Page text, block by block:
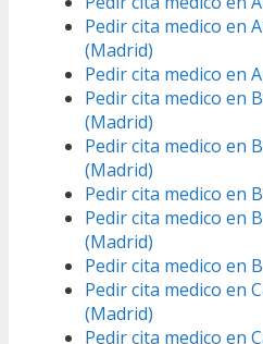
Pedir cita medico en
(Madrid)
Pedir cita medico en
Pedir cita medico en
(Madrid)
Pedir cita medico en
(Madrid)
Pedir cita medico en
Pedir cita medico en
(Madrid)
Pedir cita medico en
Pedir cita medico en
(Madrid)
Pedir cita medico en